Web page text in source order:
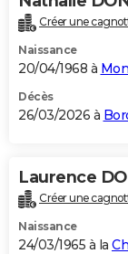
Carte de Noël
Carte Bonne année
Carte Saint-Valentin
Carte Pâques
Carte d'anniversaire
DICTIONNAIRE
Dictionnaire
Biographies
Citations
Expressions
Proverbes
PROGRAMME TV
S'inscrire
Se connecter
Lycées
Collèges
Primaires
Universités
Entreprises
Service militaire
Avis de recherche
AVIS DE DÉCÈS
Bricolage
Lifestyle
Culture
Sport
Auto
Television
Voyage
Cinema
Créer une
Naissance
20/04/1968 à
Décès
26/03/2026 à
Laurence
Créer une
Naissance
24/03/1965 à la